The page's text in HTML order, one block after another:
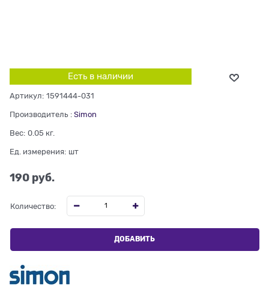
Есть в наличии
Артикул: 1591444-031
Производитель : Simon
Вес: 0.05 кг.
Ед. измерения: шт
190 руб.
Количество:
ДОБАВИТЬ